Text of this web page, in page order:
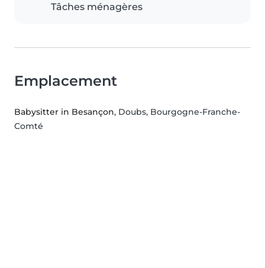
Tâches ménagères
Emplacement
Babysitter in Besançon, Doubs, Bourgogne-Franche-
Comté